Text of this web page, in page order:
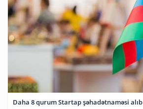
Daha 8 qurum Startap şəhadətnaməsi alıb